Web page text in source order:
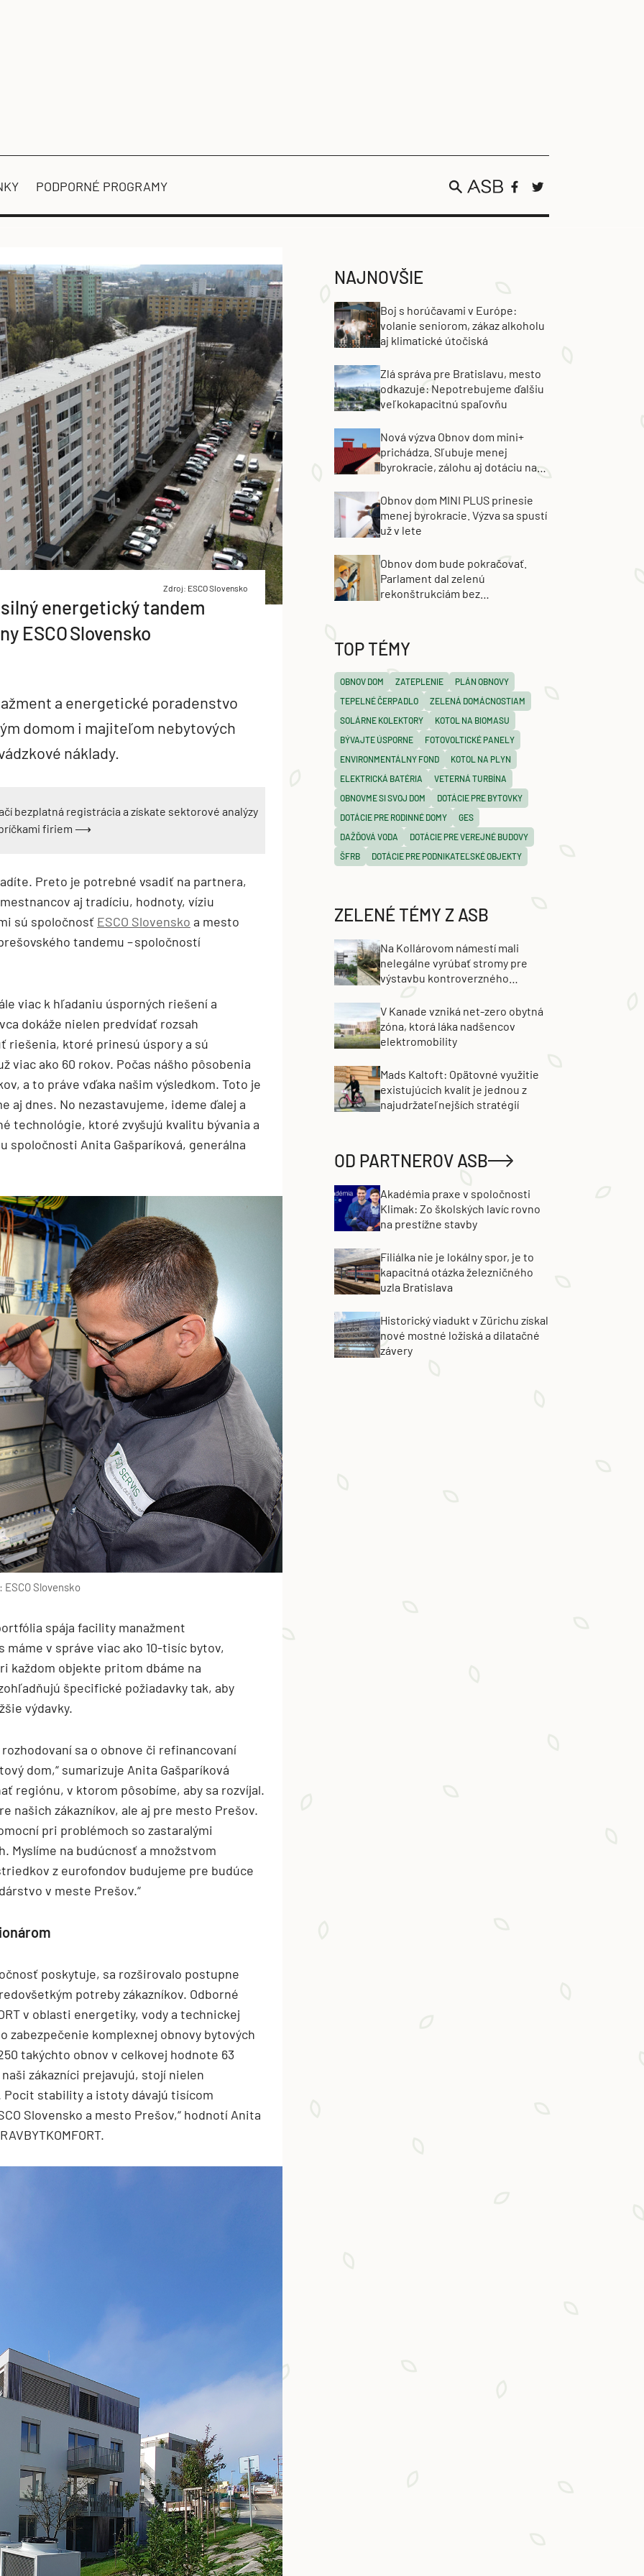
PODPORNÉ PROGRAMY
Zdroj: ESCO Slovensko
energetický tandem
ESCO Slovensko
a energetické poradenstvo
domom i majiteľom nebytových
náklady.
bezplatná registrácia a získate sektorové analýzy
firiem ⟶
Preto je potrebné vsadiť na partnera,
aj tradíciu, hodnoty, víziu
sú spoločnosť ESCO Slovensko a mesto
tandemu – spoločností
viac k hľadaniu úsporných riešení a
dokáže nielen predvídať rozsah
riešenia, ktoré prinesú úspory a sú
viac ako 60 rokov. Počas nášho pôsobenia
a to práve vďaka našim výsledkom. Toto je
aj dnes. No nezastavujeme, ideme ďalej a
technológie, ktoré zvyšujú kvalitu bývania a
spoločnosti Anita Gašparíková, generálna
ESCO Slovensko
spája facility manažment
v správe viac ako 10-tisíc bytov,
každom objekte pritom dbáme na
špecifické požiadavky tak, aby
výdavky.
sa o obnove či refinancovaní
dom,“ sumarizuje Anita Gašparíková
regiónu, v ktorom pôsobíme, aby sa rozvíjal.
našich zákazníkov, ale aj pre mesto Prešov.
pri problémoch so zastaralými
Myslíme na budúcnosť a množstvom
z eurofondov budujeme pre budúce
v meste Prešov.“
poskytuje, sa rozširovalo postupne
potreby zákazníkov. Odborné
v oblasti energetiky, vody a technickej
zabezpečenie komplexnej obnovy bytových
takýchto obnov v celkovej hodnote 63
zákazníci prejavujú, stojí nielen
stability a istoty dávajú tisícom
Slovensko a mesto Prešov,“ hodnotí Anita
NAJNOVŠIE
Boj s horúčavami v Európe:
volanie seniorom, zákaz alkoholu
aj klimatické útočiská
Zlá správa pre Bratislavu, mesto
odkazuje: Nepotrebujeme ďalšiu
veľkokapacitnú spaľovňu
Nová výzva Obnov dom mini+
prichádza. Sľubuje menej
byrokracie, zálohu aj dotáciu na
Obnov dom MINI PLUS prinesie
menej byrokracie. Výzva sa spustí
už v lete
Obnov dom bude pokračovať.
Parlament dal zelenú
rekonštrukciám bez
TOP TÉMY
OBNOV DOM ZATEPLENIE
PLÁN OBNOVY
TEPELNÉ ČERPADLO
ZELENÁ DOMÁCNOSTIAM
SOLÁRNE KOLEKTORY
KOTOL NA BIOMASU
BÝVAJTE ÚSPORNE
FOTOVOLTICKÉ PANELY
ENVIRONMENTÁLNY FOND
KOTOL NA PLYN
ELEKTRICKÁ BATÉRIA
VETERNÁ TURBÍNA
OBNOVME SI SVOJ DOM
DOTÁCIE PRE BYTOVKY
DOTÁCIE PRE RODINNÉ DOMY
GES
DAŽĎOVÁ VODA
DOTÁCIE PRE VEREJNÉ BUDOVY
ŠFRB
DOTÁCIE PRE PODNIKATEĽSKÉ OBJEKTY
ZELENÉ TÉMY Z ASB
Na Kollárovom námestí mali
nelegálne vyrúbať stromy pre
výstavbu kontroverzného
popiera
V Kanade vzniká net-zero obytná
zóna, ktorá láka nadšencov
elektromobility
Mads Kaltoft: Opätovné využitie
existujúcich kvalít je jednou z
najudržateľnejších stratégií
OD PARTNEROV ASB
Akadémia praxe v spoločnosti
Klimak: Zo školských lavíc rovno
na prestížne stavby
Filiálka nie je lokálny spor, je to
kapacitná otázka železničného
uzla Bratislava
Historický viadukt v Zürichu získal
nové mostné ložiská a dilatačné
závery